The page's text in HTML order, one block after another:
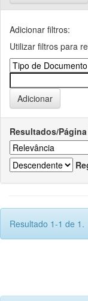
Adicionar filtros:
Utilizar filtros para
Resultados/Página
Resultado 1-1 de 1.